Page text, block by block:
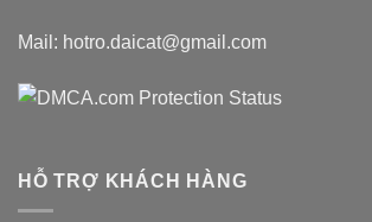
Mail: hotro.daicat@gmail.com
HỖ TRỢ KHÁCH HÀNG